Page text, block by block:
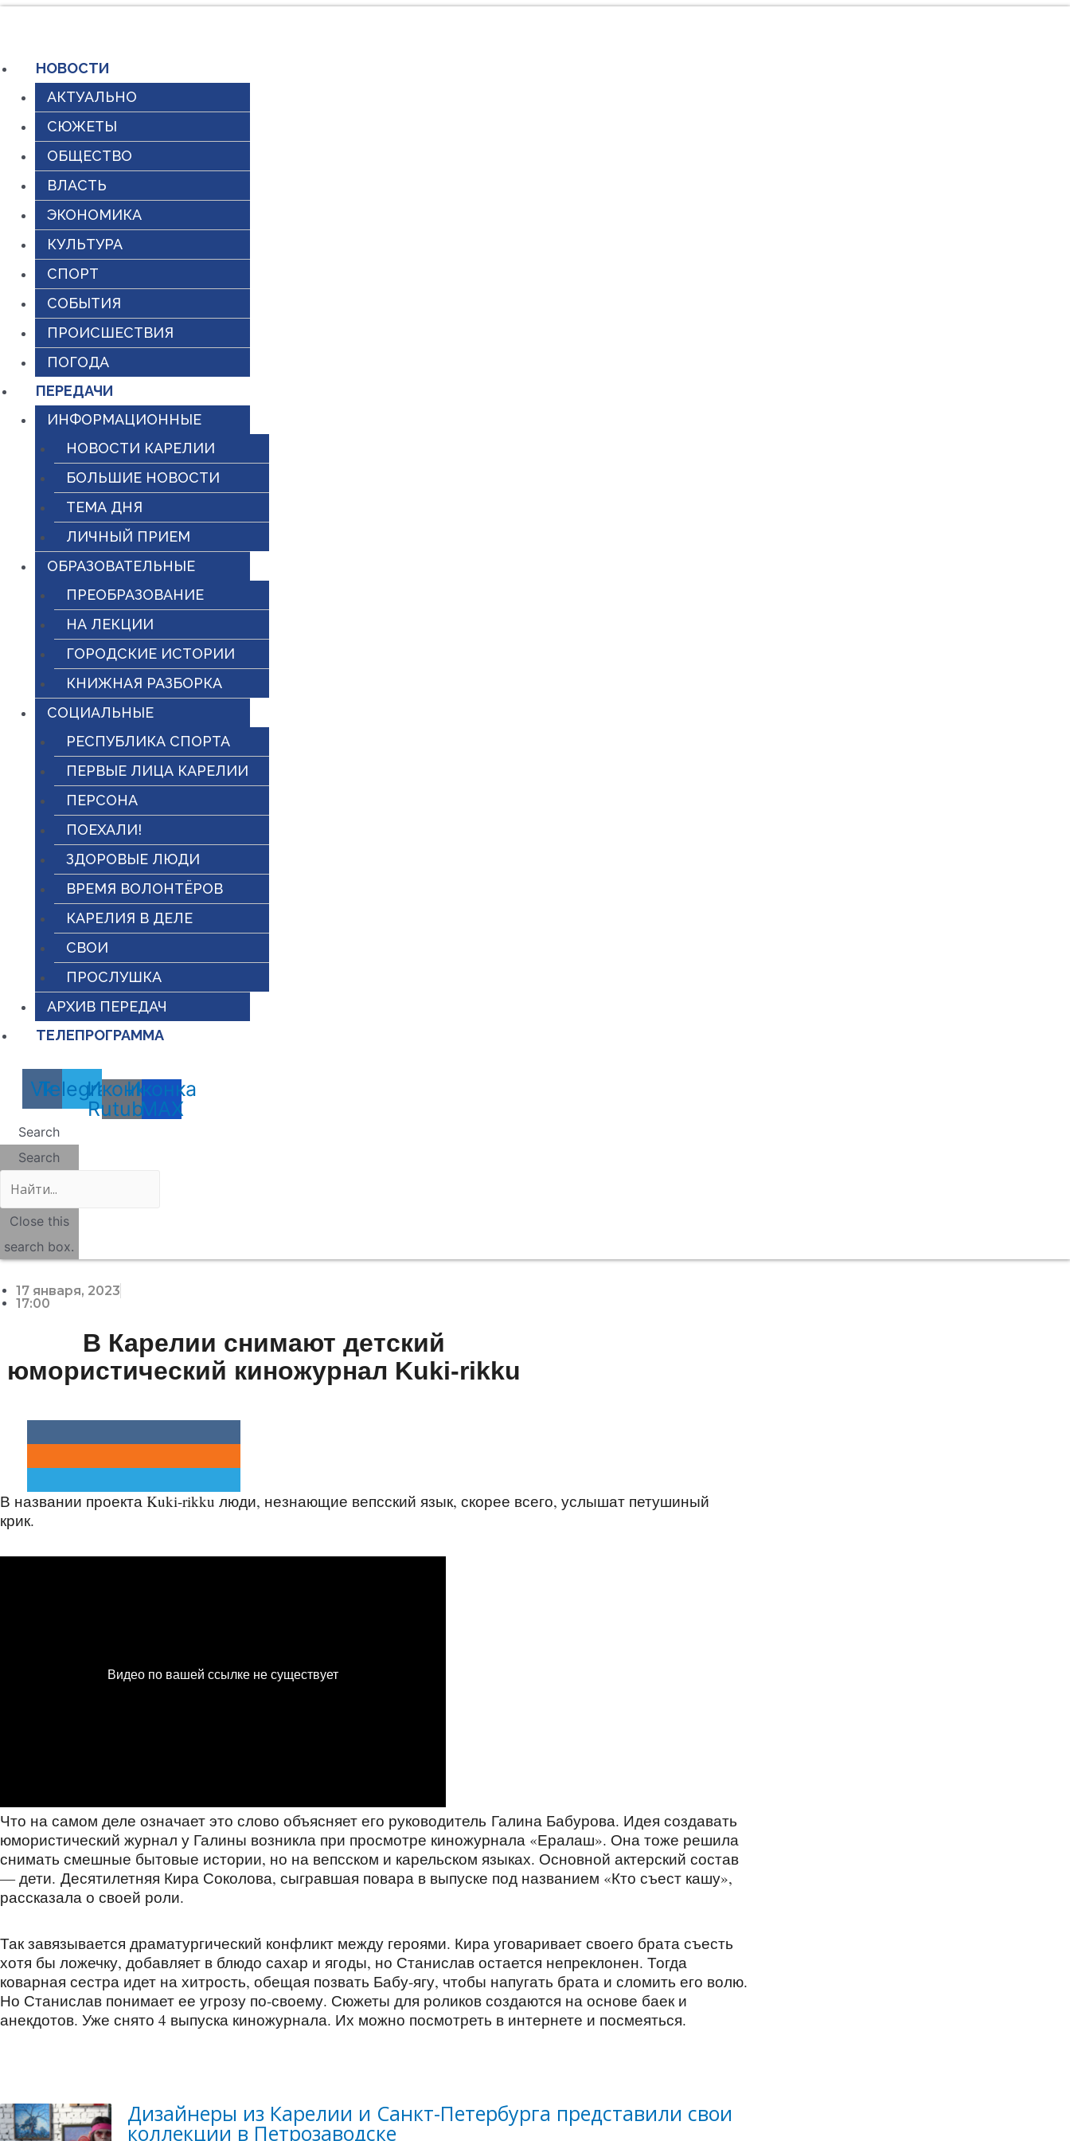
содержимому
НОВОСТИ
АКТУАЛЬНО
СЮЖЕТЫ
ОБЩЕСТВО
ВЛАСТЬ
ЭКОНОМИКА
КУЛЬТУРА
СПОРТ
СОБЫТИЯ
ПРОИСШЕСТВИЯ
ПОГОДА
ПЕРЕДАЧИ
ИНФОРМАЦИОННЫЕ
НОВОСТИ КАРЕЛИИ
БОЛЬШИЕ НОВОСТИ
ТЕМА ДНЯ
ЛИЧНЫЙ ПРИЕМ
ОБРАЗОВАТЕЛЬНЫЕ
ПРЕОБРАЗОВАНИЕ
НА ЛЕКЦИИ
ГОРОДСКИЕ ИСТОРИИ
КНИЖНАЯ РАЗБОРКА
СОЦИАЛЬНЫЕ
РЕСПУБЛИКА СПОРТА
ПЕРВЫЕ ЛИЦА КАРЕЛИИ
ПЕРСОНА
ПОЕХАЛИ!
ЗДОРОВЫЕ ЛЮДИ
ВРЕМЯ ВОЛОНТЁРОВ
КАРЕЛИЯ В ДЕЛЕ
СВОИ
ПРОСЛУШКА
АРХИВ ПЕРЕДАЧ
ТЕЛЕПРОГРАММА
Vk
Telegram
Иконка
Rutube
Иконка
MAX
Search
Search
Close this
search box.
17 января, 2023
17:00
В Карелии снимают детский
юмористический киножурнал Kuki-rikku
В названии проекта Kuki-rikku люди, незнающие вепсский язык, скорее всего, услышат петушиный
крик.
Что на самом деле означает это слово объясняет его руководитель Галина Бабурова. Идея создавать
юмористический журнал у Галины возникла при просмотре киножурнала «Ералаш». Она тоже решила
снимать смешные бытовые истории, но на вепсском и карельском языках. Основной актерский состав
— дети. Десятилетняя Кира Соколова, сыгравшая повара в выпуске под названием «Кто съест кашу»,
рассказала о своей роли.
Так завязывается драматургический конфликт между героями. Кира уговаривает своего брата съесть
хотя бы ложечку, добавляет в блюдо сахар и ягоды, но Станислав остается непреклонен. Тогда
коварная сестра идет на хитрость, обещая позвать Бабу-ягу, чтобы напугать брата и сломить его волю.
Но Станислав понимает ее угрозу по-своему. Сюжеты для роликов создаются на основе баек и
анекдотов. Уже снято 4 выпуска киножурнала. Их можно посмотреть в интернете и посмеяться.
Дизайнеры из Карелии и Санкт-Петербурга представили свои
коллекции в Петрозаводске